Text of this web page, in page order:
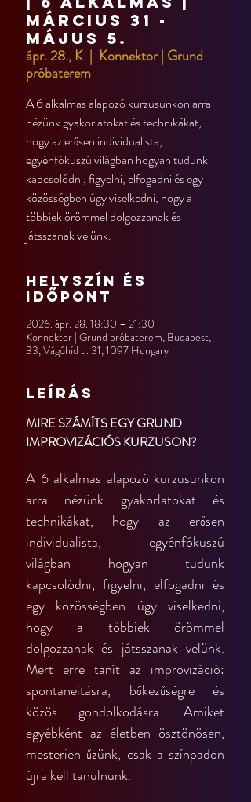
március 31 -
május 5.
ápr. 28., K
  |
Konnektor | Grund
próbaterem
A 6 alkalmas alapozó kurzusunkon arra
nézünk gyakorlatokat és technikákat,
hogy az erősen individualista,
egyénfókuszú világban hogyan tudunk
kapcsolódni, figyelni, elfogadni és egy
közösségben úgy viselkedni, hogy a
többiek örömmel dolgozzanak és
játsszanak velünk.
Helyszín és
időpont
2026. ápr. 28. 18:30 – 21:30
Konnektor | Grund próbaterem, Budapest,
33, Vágóhíd u. 31, 1097 Hungary
Leírás
MIRE SZÁMÍTS EGY GRUND
IMPROVIZÁCIÓS KURZUSON?
A 6 alkalmas alapozó kurzusunkon
arra nézünk gyakorlatokat és
technikákat, hogy az erősen
individualista, egyénfókuszú
világban hogyan tudunk
kapcsolódni, figyelni, elfogadni és
egy közösségben úgy viselkedni,
hogy a többiek örömmel
dolgozzanak és játsszanak velünk.
Mert erre tanít az improvizáció:
spontaneitásra, bőkezűségre és
közös gondolkodásra. Amiket
egyébként az életben ösztönösen,
mesterien űzünk, csak a színpadon
újra kell tanulnunk.